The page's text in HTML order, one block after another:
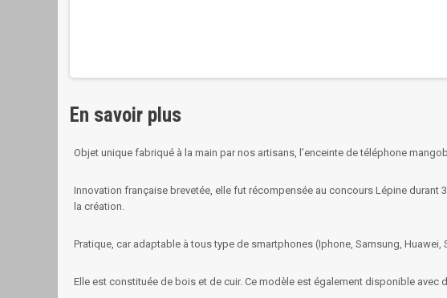
En savoir plus
Objet unique fabriqué à la main par nos artisans, l’enceinte de téléphone
Innovation française brevetée, elle fut récompensée au concours Lépine
la création.
Pratique, car adaptable à tous type de smartphones (Iphone, Samsung,
Elle est constituée de bois et de cuir. Ce modèle est également disponible avec